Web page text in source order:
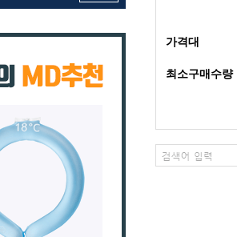
가격대
최소구매수량